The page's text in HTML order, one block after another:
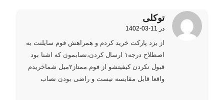
توکلی
گفته:1402-03-11 در
از یزد پارکت خرید کردم و همراهش فوم سایلنت به
اصطلاح درجه۱ ارسال کردن،نصابمون که اشنا بود
قبول نکردن کیفیتشو از فوم ممتاز۲میل شماخریدم
واقعا قابل مقایسه نیست و راضی بودن نصاب